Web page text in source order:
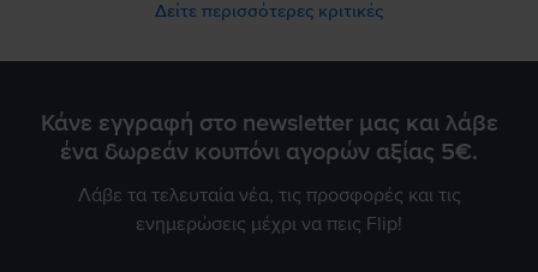
Δείτε περισσότερες κριτικές
Κάνε εγγραφή στο newsletter μας και λάβε
ένα δωρεάν κουπόνι αγορών αξίας 5€.
Λάβε τα τελευταία νέα, τις προσφορές και τις
ενημερώσεις μέχρι να πεις Flip!